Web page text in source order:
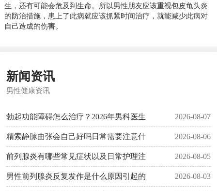
生，还有可能会危及到生命。所以男性朋友应该重视包皮龟头炎
的防治措施，患上了此病就应该抓紧时间治疗，就能减少此病对
自己造成的伤害。
新闻资讯
男性健康资讯
勃起功能障碍怎么治疗？2026年男科医生 2026-08-07
精索静脉曲张会自己好吗日常需要注意什 2026-08-06
前列腺炎有哪些常见症状以及日常护理注 2026-08-05
男性前列腺炎反复发作是什么原因引起的 2026-08-03